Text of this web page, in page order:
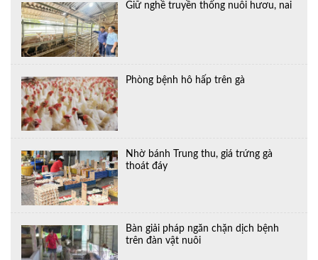
Giữ nghề truyền thống nuôi hươu, nai
Phòng bệnh hô hấp trên gà
Nhờ bánh Trung thu, giá trứng gà
thoát đáy
Bàn giải pháp ngăn chặn dịch bệnh
trên đàn vật nuôi